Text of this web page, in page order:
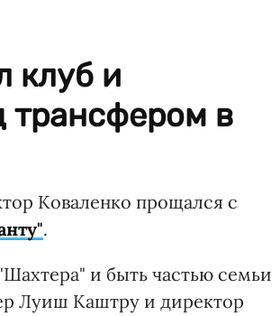
клуб и
трансфером в
Коваленко прощался с
.
и быть частью семьи
Луиш Каштру и директор